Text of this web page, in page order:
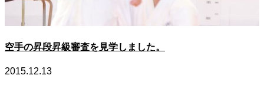
空手の昇段昇級審査を見学しました。
2015.12.13